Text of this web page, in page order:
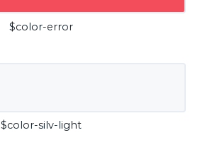
$color-error
$color-silv-light